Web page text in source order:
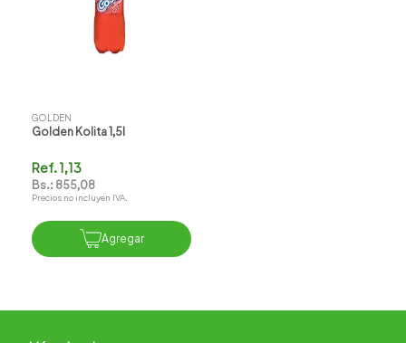
GOLDEN
Golden Kolita 1,5l
Ref.1,13
Bs.: 855,08
Precios no incluyen IVA.
Agregar